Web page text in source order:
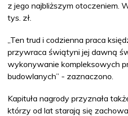
z jego najbliższym otoczeniem.
tys. zł.
„Ten trud i codzienna praca
przywraca świątyni jej dawną
wykonywanie kompleksowych
budowlanych” - zaznaczono.
Kapituła nagrody przyznała
którzy od lat starają się